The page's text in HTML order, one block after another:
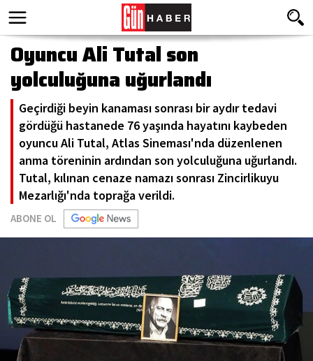
Oyuncu Ali Tutal son
yolculuğuna uğurlandı
Geçirdiği beyin kanaması sonrası bir aydır tedavi
gördüğü hastanede 76 yaşında hayatını kaybeden
oyuncu Ali Tutal, Atlas Sineması'nda düzenlenen
anma töreninin ardından son yolculuğuna uğurlandı.
Tutal, kılınan cenaze namazı sonrası Zincirlikuyu
Mezarlığı'nda toprağa verildi.
ABONE OL